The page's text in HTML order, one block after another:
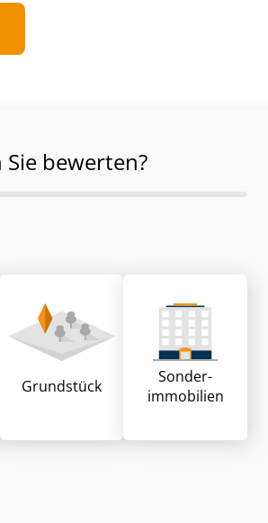
bewerten?
Grund­stück
Sonder­
immobilien